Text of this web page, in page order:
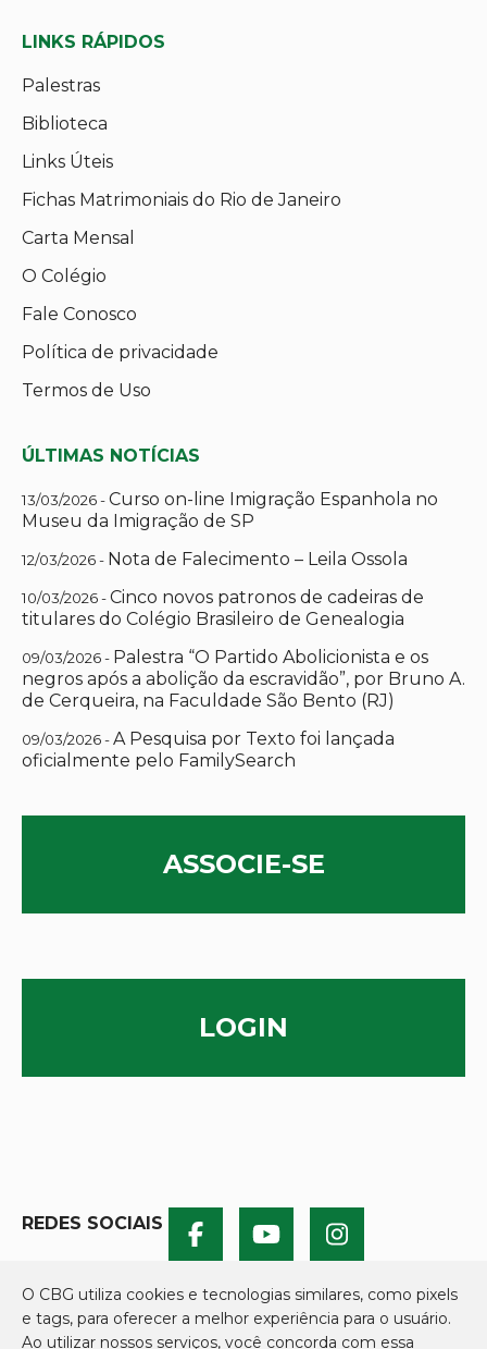
LINKS RÁPIDOS
Palestras
Biblioteca
Links Úteis
Fichas Matrimoniais do Rio de Janeiro
Carta Mensal
O Colégio
Fale Conosco
Política de privacidade
Termos de Uso
ÚLTIMAS NOTÍCIAS
13/03/2026 -Curso on-line Imigração Espanhola no
Museu da Imigração de SP
12/03/2026 - Nota de Falecimento – Leila Ossola
10/03/2026 -Cinco novos patronos de cadeiras de
titulares do Colégio Brasileiro de Genealogia
09/03/2026 - Palestra “O Partido Abolicionista e os
negros após a abolição da escravidão”, por Bruno A.
de Cerqueira, na Faculdade São Bento (RJ)
09/03/2026 -A Pesquisa por Texto foi lançada
oficialmente pelo FamilySearch
ASSOCIE-SE
LOGIN
REDES SOCIAIS
O CBG utiliza cookies e tecnologias similares, como pixels
e tags, para oferecer a melhor experiência para o usuário.
Ao utilizar nossos serviços, você concorda com essa